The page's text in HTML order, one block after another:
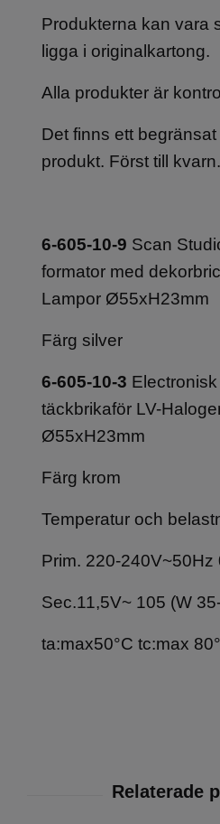
Produkterna kan vara
ligga i originalkartong.
Alla produkter är
Det finns ett
produkt. Först till
6-605-10-9 Scan
formator med
Lampor Ø55xH23mm
Färg silver
6-605-10-3
täckbrikaför LV-
Ø55xH23mm
Färg krom
Temperatur och
Prim. 220-
Sec.11,5V~ 105 (W
ta:max50°C tc:max